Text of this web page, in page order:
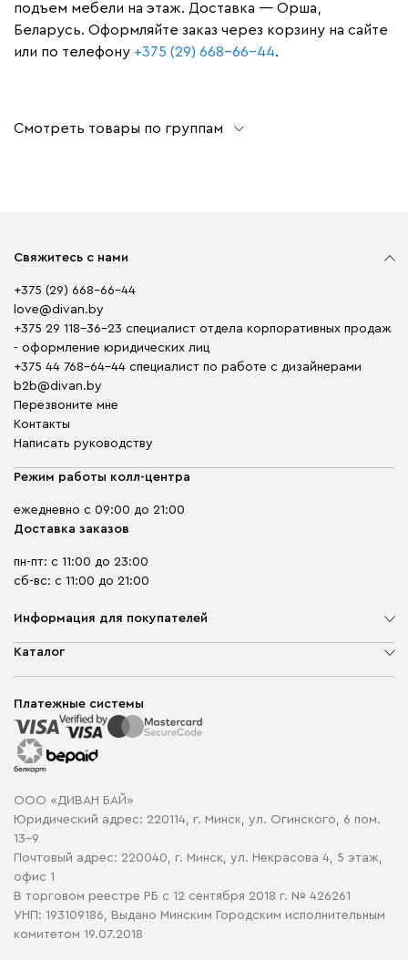
подъем мебели на этаж. Доставка — Орша,
Беларусь. Оформляйте заказ через корзину на сайте
или по телефону +375 (29) 668-66-44.
Смотреть товары по группам
Свяжитесь с нами
+375 (29) 668-66-44
love@divan.by
+375 29 118-36-23 специалист отдела корпоративных продаж
- оформление юридических лиц
+375 44 768-64-44 специалист по работе с дизайнерами
b2b@divan.by
Перезвоните мне
Контакты
Написать руководству
Режим работы колл-центра
ежедневно с 09:00 до 21:00
Доставка заказов
пн-пт: с 11:00 до 23:00
сб-вс: с 11:00 до 21:00
Информация для покупателей
О компании
Способы оплаты
Рассрочка и кредит
Гарантия
Карта сайта
Политика конфиденциальности
Политика в отношении обработки cookie
Каталог
Корпусная мебель
Распродажа мебели
Платежные системы
ООО «ДИВАН БАЙ»
Юридический адрес: 220114, г. Минск, ул. Огинского, 6 пом.
13-9
Почтовый адрес: 220040, г. Минск, ул. Некрасова 4, 5 этаж,
офис 1
В торговом реестре РБ с 12 сентября 2018 г. № 426261
УНП: 193109186, Выдано Минским Городским исполнительным
комитетом 19.07.2018